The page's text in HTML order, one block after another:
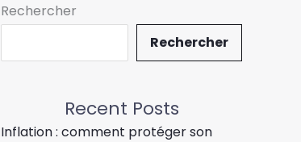
Rechercher
Rechercher
Recent Posts
Inflation : comment protéger son